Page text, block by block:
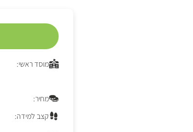
מוסד ראשי:
מחיר:
קצב למידה: